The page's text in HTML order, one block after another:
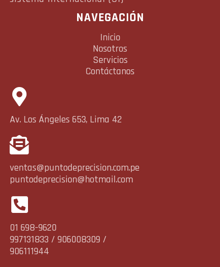
NAVEGACIÓN
Inicio
Nosotros
Servicios
Contáctanos
Av. Los Ángeles 653, Lima 42
ventas@puntodeprecision.com.pe
puntodeprecision@hotmail.com
01 698-9620
997131833 / 906008309 /
906111944